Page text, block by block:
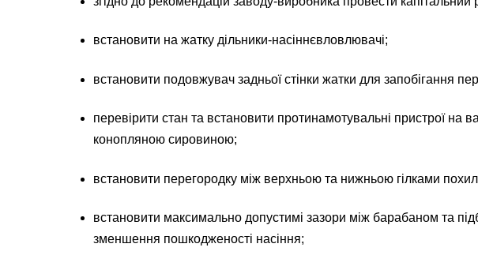
встановити на жатку дільники-насіннєвловлювачі;
встановити подовжувач задньої стінки жатки для запобігання
перевірити стан та встановити протинамотувальні пристрої на
конопляною сировиною;
встановити перегородку між верхньою та нижньою гілками
встановити максимально допустимі зазори між барабаном та
зменшення пошкодженості насіння;